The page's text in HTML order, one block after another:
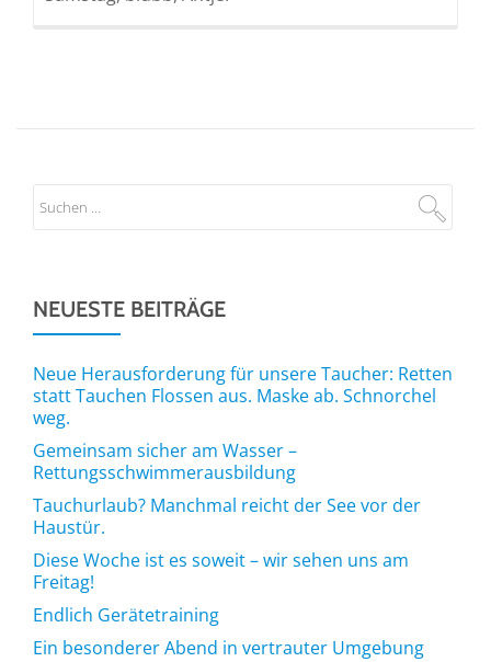
NEUESTE BEITRÄGE
Neue Herausforderung für unsere Taucher: Retten
statt Tauchen Flossen aus. Maske ab. Schnorchel
weg.
Gemeinsam sicher am Wasser –
Rettungsschwimmerausbildung
Tauchurlaub? Manchmal reicht der See vor der
Haustür.
Diese Woche ist es soweit – wir sehen uns am
Freitag!
Endlich Gerätetraining
Ein besonderer Abend in vertrauter Umgebung